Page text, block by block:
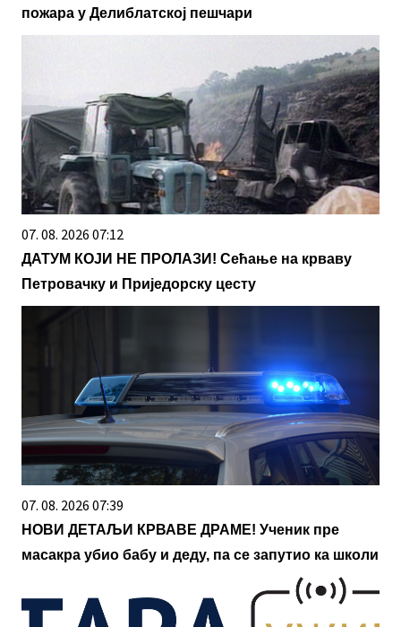
пожара у Делиблатској пешчари
07. 08. 2026 07:12
ДАТУМ КОЈИ НЕ ПРОЛАЗИ! Сећање на крваву
Петровачку и Приједорску цесту
07. 08. 2026 07:39
НОВИ ДЕТАЉИ КРВАВЕ ДРАМЕ! Ученик пре
масакра убио бабу и деду, па се запутио ка школи